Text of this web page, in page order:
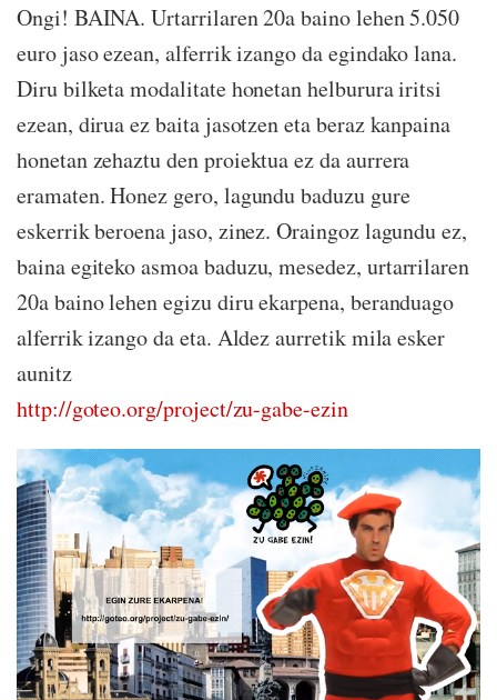
Ongi! BAINA. Urtarrilaren 20a baino lehen 5.050
euro jaso ezean, alferrik izango da egindako lana.
Diru bilketa modalitate honetan helburura iritsi
ezean, dirua ez baita jasotzen eta beraz kanpaina
honetan zehaztu den proiektua ez da aurrera
eramaten. Honez gero, lagundu baduzu gure
eskerrik beroena jaso, zinez. Oraingoz lagundu ez,
baina egiteko asmoa baduzu, mesedez, urtarrilaren
20a baino lehen egizu diru ekarpena, beranduago
alferrik izango da eta. Aldez aurretik mila esker
aunitz
http://goteo.org/project/zu-gabe-ezin